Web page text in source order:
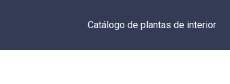
Catálogo de plantas de interior